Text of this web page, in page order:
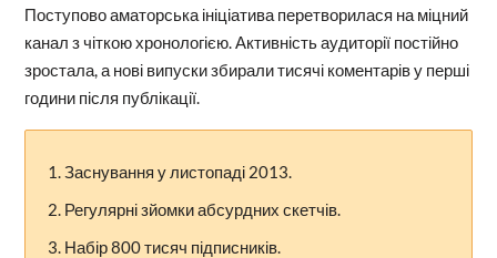
Поступово аматорська ініціатива перетворилася на міцний
канал з чіткою хронологією. Активність аудиторії постійно
зростала, а нові випуски збирали тисячі коментарів у перші
години після публікації.
Заснування у листопаді 2013.
Регулярні зйомки абсурдних скетчів.
Набір 800 тисяч підписників.